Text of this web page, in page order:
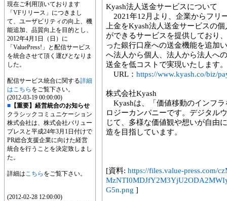
現在ご利用頂いております
「VFリリース」につきまし
て、ユーザビリティの向上、機
能追加、品質向上を目的とし、
2012年4月1日（日）に
「ValuePress!」と配信サービス
を統合させて頂く運びとなりま
した。
配信サービス統合に関する詳細
はこちら をご覧下さい。
(2012-03-19 00:00:00)
■ 【重要】経営統合のお知らせ
クラシックコミュニケーション
株式会社は、株式会社バリュー
プレスと平成24年3月1日付けで
PR総合支援企業に向けた経営
統合を行うことを決定致しまし
た。
詳細はこちら をご覧下さい。
(2012-02-28 12:00:00)
Kyash法人送金サービスについて
2021年12月より、企業からフリ
上金をKyash法人送金サービスの
ができるサービスを提供しており
った銀行口座への送金機能を追加
へ法人から個人、法人から法人へ
送金を低コストで実現いたします。
URL： https://www.kyash.co/biz/
株式会社Kyash
Kyashは、「価値移動のインフ
ロジーカンパニーです。デジタル
じて、多様な価値観や想いが自由
造を目指しています。
[資料: https://files.value-press.com/
G5n.png ]